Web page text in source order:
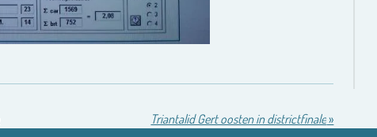
Triantalid Gert oosten in districtfinale»